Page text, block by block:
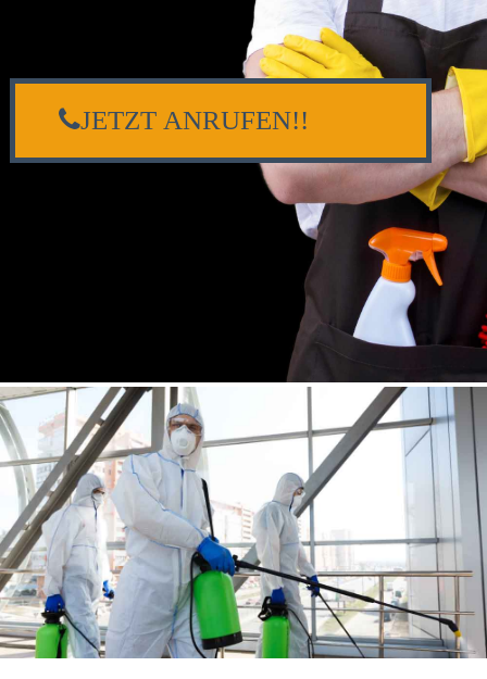
JETZT ANRUFEN!!